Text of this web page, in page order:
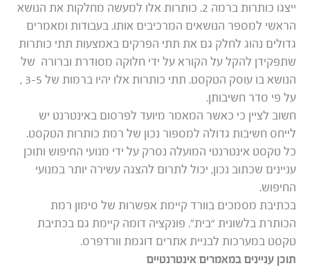
ייצגו כותרות ברמה 2. כותרות אלו למעשה מחלקות את הנושא
הראשי למספר הנושאים המרכיבים אותו. בעבודות ומאמרים
גדולים נהוג לחלק גם את תתי הפרקים באמצעות תתי כותרות
שתפקידן להקל על הקורא על ידי חלוקה מסודרת וברורה של
הנושא בו עוסק הטקסט. תתי כותרות אלו יהיו ברמות של 3-5 ,
על פי סדר חשיבותן.
חשוב לציין כי כאשר המאמר מיועד לפרסום באינטרנט יש
לייחס חשיבות גדולה למספור נכון של רמת כותרות הטקסט.
כל טקסט אינטרנטי המועלה נסרק על ידי מנועי החיפוש ותוכן
עניינים שכתוב נכון, יכול לתרום להצגה עשירה יותר במנועי
החיפוש.
בכתיבת מסמכים בוורד קיימת אפשרות של סימון רמת
הכותרת בלשונית “בית”. פונקציה דומה קיימת גם בכתיבת
טקסט במערכות לבניית אתרים דוגמת וורדפרס.
תוכן עניינים במאמרים אינטרנטיים